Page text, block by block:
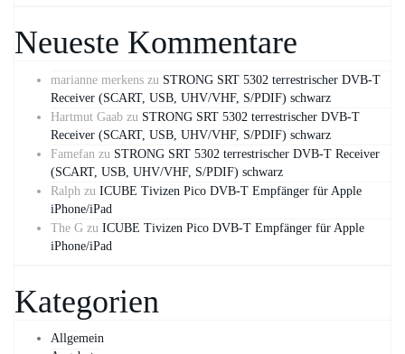
Neueste Kommentare
marianne merkens zu STRONG SRT 5302 terrestrischer DVB-T
Receiver (SCART, USB, UHV/VHF, S/PDIF) schwarz
Hartmut Gaab zu STRONG SRT 5302 terrestrischer DVB-T
Receiver (SCART, USB, UHV/VHF, S/PDIF) schwarz
Famefan zu STRONG SRT 5302 terrestrischer DVB-T Receiver
(SCART, USB, UHV/VHF, S/PDIF) schwarz
Ralph zu ICUBE Tivizen Pico DVB-T Empfänger für Apple
iPhone/iPad
The G zu ICUBE Tivizen Pico DVB-T Empfänger für Apple
iPhone/iPad
Kategorien
Allgemein